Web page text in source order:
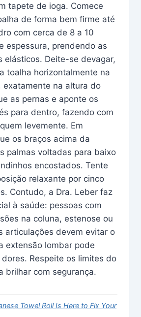
tapete de ioga. Comece
de forma bem firme até
com cerca de 8 a 10
espessura, prendendo as
elásticos. Deite-se devagar,
toalha horizontalmente na
exatamente na altura do
as pernas e aponte os
para dentro, fazendo com
levemente. Em
os braços acima da
palmas voltadas para baixo
encostados. Tente
relaxante por cinco
Contudo, a Dra. Leber faz
à saúde: pessoas com
na coluna, estenose ou
articulações devem evitar o
extensão lombar pode
Respeite os limites do
brilhar com segurança.
Towel Roll Is Here to Fix Your